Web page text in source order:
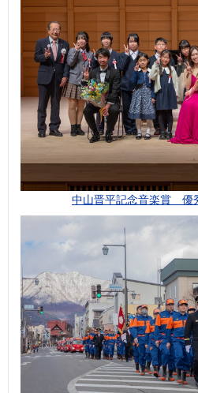
中山晋平記念音楽賞 優